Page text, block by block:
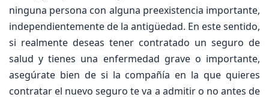
ninguna persona con alguna preexistencia importante,
independientemente de la antigüedad. En este sentido,
si realmente deseas tener contratado un seguro de
salud y tienes una enfermedad grave o importante,
asegúrate bien de si la compañía en la que quieres
contratar el nuevo seguro te va a admitir o no antes de